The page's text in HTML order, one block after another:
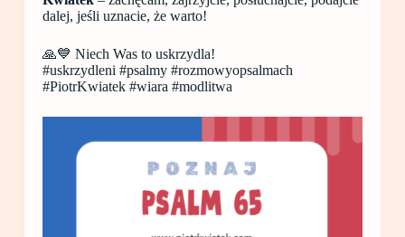
dalej, jeśli uznacie, że warto!
🙏💙 Niech Was to uskrzydla!
#uskrzydleni #psalmy #rozmowyopsalmach
#PiotrKwiatek #wiara #modlitwa